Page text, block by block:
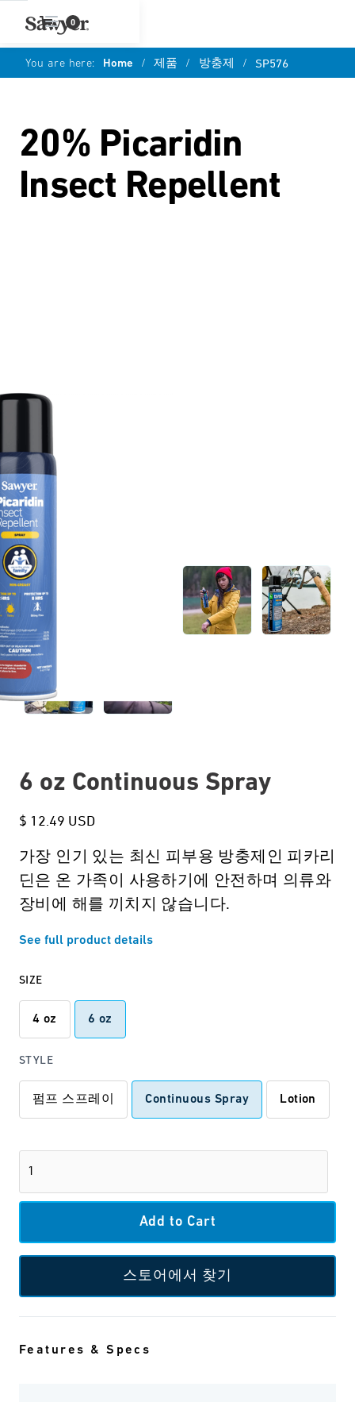
0
You are here: Home / 제품 / 방충제 / SP576
20% Picaridin
Insect Repellent
6 oz Continuous Spray
$ 12.49 USD
가장 인기 있는 최신 피부용 방충제인 피카리
딘은 온 가족이 사용하기에 안전하며 의류와
장비에 해를 끼치지 않습니다.
See full product details
SIZE
4 oz 6 oz
STYLE
펌프 스프레이 Continuous Spray Lotion
스토어에서 찾기
Features & Specs